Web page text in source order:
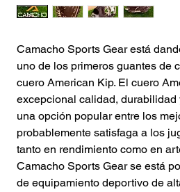
Camacho Sports Gear está
uno de los primeros guantes de
cuero American Kip. El cuero
excepcional calidad,
una opción popular entre los
probablemente satisfaga a los
tanto en rendimiento como en
Camacho Sports Gear se está
de equipamiento deportivo de